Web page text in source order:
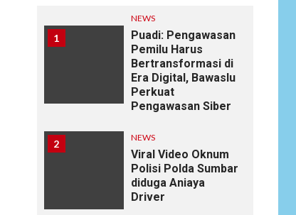
1
NEWS
Puadi: Pengawasan
Pemilu Harus
Bertransformasi di
Era Digital, Bawaslu
Perkuat
Pengawasan Siber
2 NEWS
Viral Video Oknum
Polisi Polda Sumbar
diduga Aniaya
Driver